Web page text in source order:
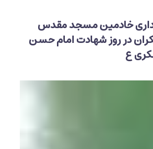
خادمین مسجد مقدس
در روز شهادت امام حسن
ع